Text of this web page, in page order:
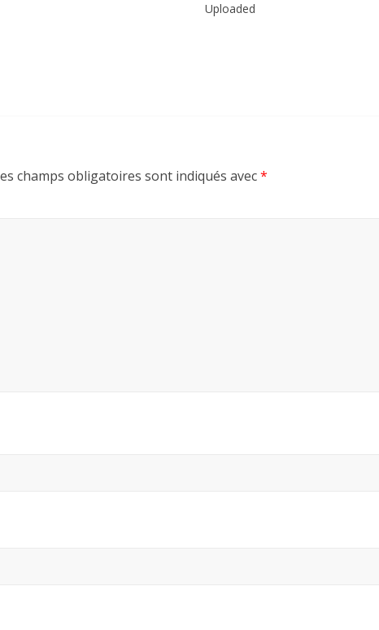
Uploaded
champs obligatoires sont indiqués avec*